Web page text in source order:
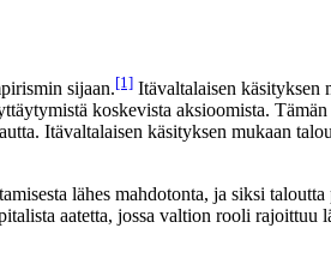
sijaan.[1] Itävaltalaisen käsityksen
koskevista aksioomista. Tämän
Itävaltalaisen käsityksen mukaan
lähes mahdotonta, ja siksi taloutta
aatetta, jossa valtion rooli rajoittuu